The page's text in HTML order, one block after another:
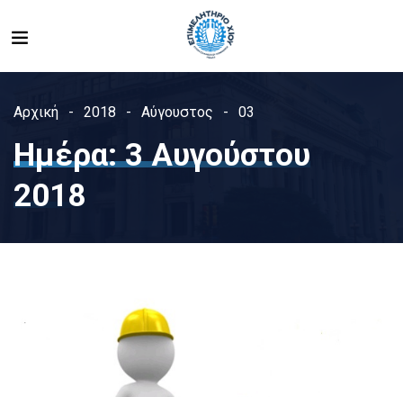
Αρχική 2018 Αύγουστος 03
Ημέρα:3 Αυγούστου
2018